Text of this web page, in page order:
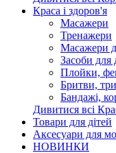
Краса і здоров'я
Масажери
Тренажери
Масажери
Засоби для
Плойки,
Бритви,
Бандажі,
Дивитися всі
Товари для дітей
Аксесуари для
НОВИНКИ